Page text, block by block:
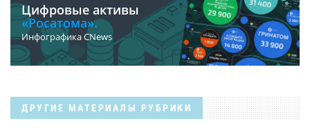
Цифровые активы
«Росатома».
Инфографика CNews
ДРУГИЕ МАТЕРИАЛЫ РУБРИКИ